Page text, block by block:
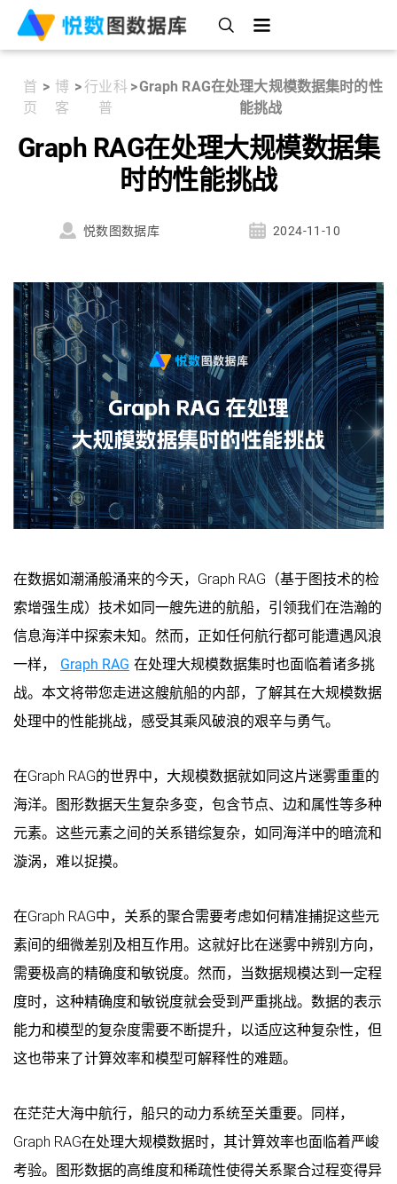
首
页
> 博
客
> 行业科
普
>Graph RAG在处理大规模数据集时的性
能挑战
Graph RAG在处理大规模数据集
时的性能挑战
悦数图数据库 2024-11-10
在数据如潮涌般涌来的今天，Graph RAG（基于图技术的检
索增强生成）技术如同一艘先进的航船，引领我们在浩瀚的
信息海洋中探索未知。然而，正如任何航行都可能遭遇风浪
一样，
Graph RAG 在处理大规模数据集时也面临着诸多挑
战。本文将带您走进这艘航船的内部，了解其在大规模数据
处理中的性能挑战，感受其乘风破浪的艰辛与勇气。
在Graph RAG的世界中，大规模数据就如同这片迷雾重重的
海洋。图形数据天生复杂多变，包含节点、边和属性等多种
元素。这些元素之间的关系错综复杂，如同海洋中的暗流和
漩涡，难以捉摸。
在Graph RAG中，关系的聚合需要考虑如何精准捕捉这些元
素间的细微差别及相互作用。这就好比在迷雾中辨别方向，
需要极高的精确度和敏锐度。然而，当数据规模达到一定程
度时，这种精确度和敏锐度就会受到严重挑战。数据的表示
能力和模型的复杂度需要不断提升，以适应这种复杂性，但
这也带来了计算效率和模型可解释性的难题。
在茫茫大海中航行，船只的动力系统至关重要。同样，
Graph RAG在处理大规模数据时，其计算效率也面临着严峻
考验。图形数据的高维度和稀疏性使得关系聚合过程变得异